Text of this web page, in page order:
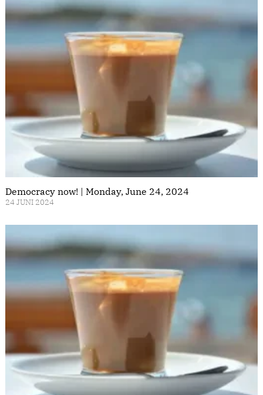
Democracy now! | Monday, June 24, 2024
24 JUNI 2024